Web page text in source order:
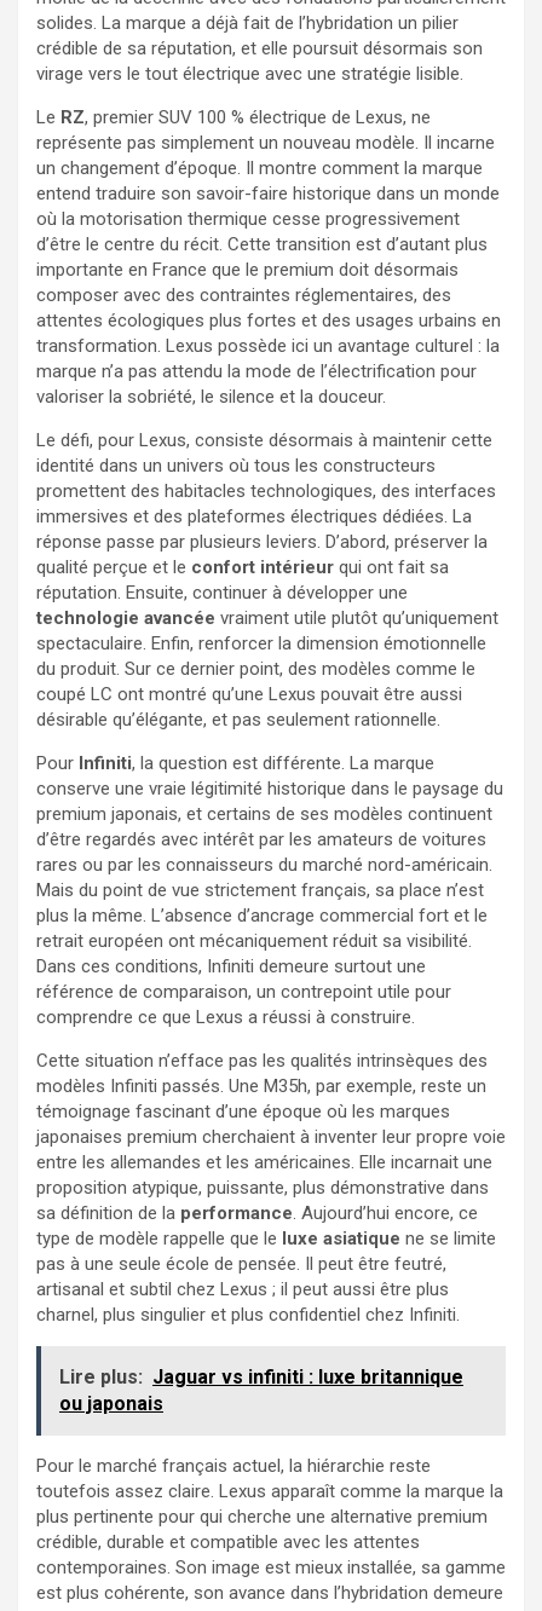
solides. La marque a déjà fait de l’hybridation un pilier
crédible de sa réputation, et elle poursuit désormais son
virage vers le tout électrique avec une stratégie lisible.
Le RZ, premier SUV 100 % électrique de Lexus, ne
représente pas simplement un nouveau modèle. Il incarne
un changement d’époque. Il montre comment la marque
entend traduire son savoir-faire historique dans un monde
où la motorisation thermique cesse progressivement
d’être le centre du récit. Cette transition est d’autant plus
importante en France que le premium doit désormais
composer avec des contraintes réglementaires, des
attentes écologiques plus fortes et des usages urbains en
transformation. Lexus possède ici un avantage culturel : la
marque n’a pas attendu la mode de l’électrification pour
valoriser la sobriété, le silence et la douceur.
Le défi, pour Lexus, consiste désormais à maintenir cette
identité dans un univers où tous les constructeurs
promettent des habitacles technologiques, des interfaces
immersives et des plateformes électriques dédiées. La
réponse passe par plusieurs leviers. D’abord, préserver la
qualité perçue et le confort intérieur qui ont fait sa
réputation. Ensuite, continuer à développer une
technologie avancée vraiment utile plutôt qu’uniquement
spectaculaire. Enfin, renforcer la dimension émotionnelle
du produit. Sur ce dernier point, des modèles comme le
coupé LC ont montré qu’une Lexus pouvait être aussi
désirable qu’élégante, et pas seulement rationnelle.
Pour Infiniti, la question est différente. La marque
conserve une vraie légitimité historique dans le paysage du
premium japonais, et certains de ses modèles continuent
d’être regardés avec intérêt par les amateurs de voitures
rares ou par les connaisseurs du marché nord-américain.
Mais du point de vue strictement français, sa place n’est
plus la même. L’absence d’ancrage commercial fort et le
retrait européen ont mécaniquement réduit sa visibilité.
Dans ces conditions, Infiniti demeure surtout une
référence de comparaison, un contrepoint utile pour
comprendre ce que Lexus a réussi à construire.
Cette situation n’efface pas les qualités intrinsèques des
modèles Infiniti passés. Une M35h, par exemple, reste un
témoignage fascinant d’une époque où les marques
japonaises premium cherchaient à inventer leur propre voie
entre les allemandes et les américaines. Elle incarnait une
proposition atypique, puissante, plus démonstrative dans
sa définition de la performance. Aujourd’hui encore, ce
type de modèle rappelle que le luxe asiatique ne se limite
pas à une seule école de pensée. Il peut être feutré,
artisanal et subtil chez Lexus ; il peut aussi être plus
charnel, plus singulier et plus confidentiel chez Infiniti.
Lire plus: Jaguar vs infiniti : luxe britannique
ou japonais
Pour le marché français actuel, la hiérarchie reste
toutefois assez claire. Lexus apparaît comme la marque la
plus pertinente pour qui cherche une alternative premium
crédible, durable et compatible avec les attentes
contemporaines. Son image est mieux installée, sa gamme
est plus cohérente, son avance dans l’hybridation demeure